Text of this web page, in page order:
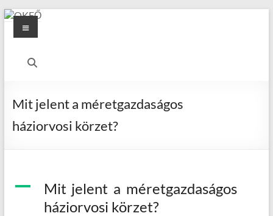
Skip
content
OKFŐ
Menu
Mit jelent a méretgazdaságos
háziorvosi körzet?
A
Mit jelent a méretgazdaságos
háziorvosi körzet?